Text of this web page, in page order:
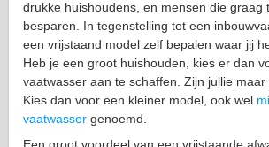
drukke huishoudens, en mensen die graag
besparen. In tegenstelling tot een
een vrijstaand model zelf bepalen waar jij
Heb je een groot huishouden, kies er dan
vaatwasser aan te schaffen. Zijn jullie
Kies dan voor een kleiner model, ook wel
vaatwasser genoemd.
Een groot voordeel van een vrijstaande